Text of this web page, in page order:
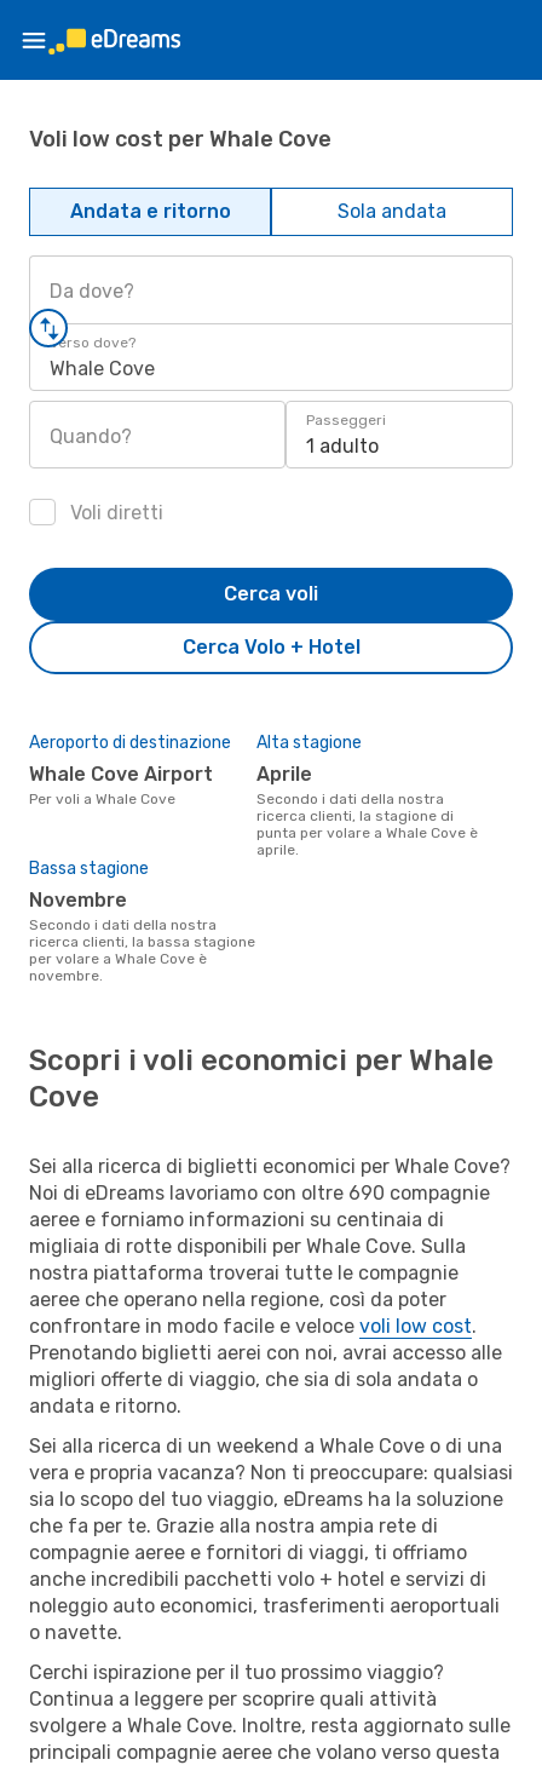
Voli low cost per Whale Cove
Andata e ritorno Sola andata
Da dove?
Verso dove?
Whale Cove
Quando?
Passeggeri
1 adulto
Voli diretti
Cerca Volo + Hotel
Cerca voli
Aeroporto di destinazione
Whale Cove Airport
Per voli a Whale Cove
Alta stagione
aprile
Secondo i dati della nostra
ricerca clienti, la stagione di
punta per volare a Whale Cove è
aprile.
Bassa stagione
novembre
Secondo i dati della nostra
ricerca clienti, la bassa stagione
per volare a Whale Cove è
novembre.
Scopri i voli economici per Whale
Cove
Sei alla ricerca di biglietti economici per Whale Cove?
Noi di eDreams lavoriamo con oltre 690 compagnie
aeree e forniamo informazioni su centinaia di
migliaia di rotte disponibili per Whale Cove. Sulla
nostra piattaforma troverai tutte le compagnie
aeree che operano nella regione, così da poter
confrontare in modo facile e veloce voli low cost.
Prenotando biglietti aerei con noi, avrai accesso alle
migliori offerte di viaggio, che sia di sola andata o
andata e ritorno.
Sei alla ricerca di un weekend a Whale Cove o di una
vera e propria vacanza? Non ti preoccupare: qualsiasi
sia lo scopo del tuo viaggio, eDreams ha la soluzione
che fa per te. Grazie alla nostra ampia rete di
compagnie aeree e fornitori di viaggi, ti offriamo
anche incredibili pacchetti volo + hotel e servizi di
noleggio auto economici, trasferimenti aeroportuali
o navette.
Cerchi ispirazione per il tuo prossimo viaggio?
Continua a leggere per scoprire quali attività
svolgere a Whale Cove. Inoltre, resta aggiornato sulle
principali compagnie aeree che volano verso questa